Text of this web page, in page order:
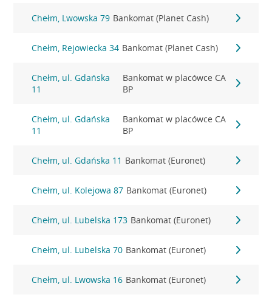
Chełm, Lwowska 79 Bankomat (Planet Cash)
Chełm, Rejowiecka 34 Bankomat (Planet Cash)
Chełm, ul. Gdańska
11
Bankomat w placówce CA
BP
Chełm, ul. Gdańska
11
Bankomat w placówce CA
BP
Chełm, ul. Gdańska 11 Bankomat (Euronet)
Chełm, ul. Kolejowa 87 Bankomat (Euronet)
Chełm, ul. Lubelska 173 Bankomat (Euronet)
Chełm, ul. Lubelska 70 Bankomat (Euronet)
Chełm, ul. Lwowska 16 Bankomat (Euronet)